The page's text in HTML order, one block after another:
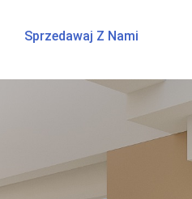
Sprzedawaj Z Nami